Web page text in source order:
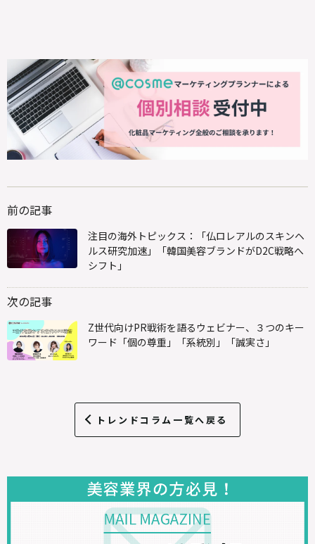
前の記事
注目の海外トピックス：「仏ロレアルのスキンヘ
ルス研究加速」「韓国美容ブランドがD2C戦略へ
シフト」
次の記事
Z世代向けPR戦術を語るウェビナー、３つのキー
ワード「個の尊重」「系統別」「誠実さ」
トレンドコラム一覧へ戻る